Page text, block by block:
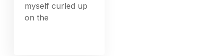
myself curled up
on the